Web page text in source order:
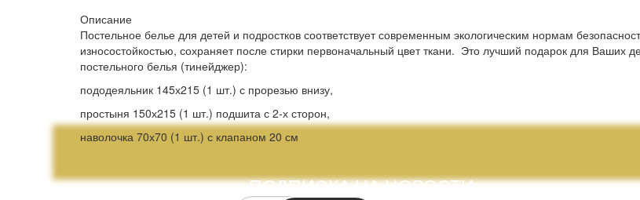
Описание
Постельное белье для детей и подростков соответствует современным экологическим нормам
износостойкостью, сохраняет после стирки первоначальный цвет ткани. Это лучший подарок для Ваших
постельного белья (тинейджер):
пододеяльник 145х215 (1 шт.) с прорезью внизу,
простыня 150х215 (1 шт.) подшита с 2-х сторон,
наволочка 70х70 (1 шт.) с клапаном 20 см
ПОДПИСКА НА НОВОСТИ: